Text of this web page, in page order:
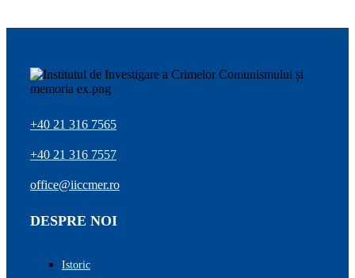
+40 21 316 7565
+40 21 316 7557
office@iiccmer.ro
DESPRE NOI
Istoric